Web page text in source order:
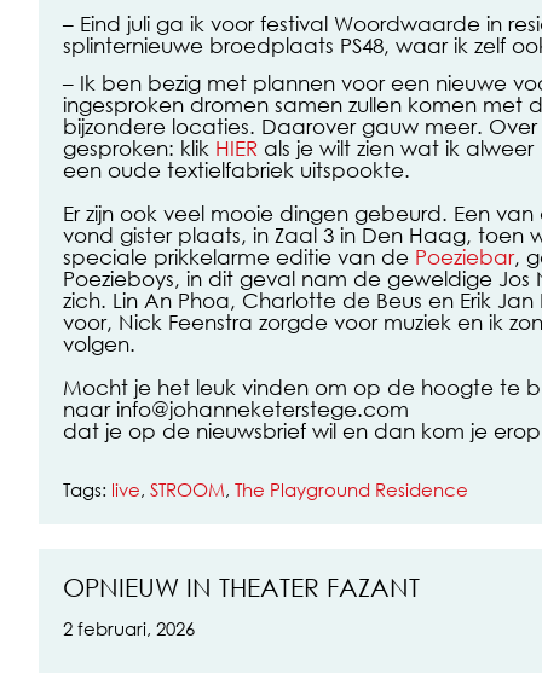
– Eind juli ga ik voor festival Woordwaarde in
splinternieuwe broedplaats PS48, waar ik zelf
– Ik ben bezig met plannen voor een nieuwe
ingesproken dromen samen zullen komen met
bijzondere locaties. Daarover gauw meer.
gesproken: klik HIER als je wilt zien wat ik
een oude textielfabriek uitspookte.
Er zijn ook veel mooie dingen gebeurd. Een
vond gister plaats, in Zaal 3 in Den Haag, toen
speciale prikkelarme editie van de Poeziebar,
Poezieboys, in dit geval nam de geweldige Jos
zich. Lin An Phoa, Charlotte de Beus en Erik
voor, Nick Feenstra zorgde voor muziek en ik
volgen.
Mocht je het leuk vinden om op de hoogte te
naar info@johanneketerstege.com
dat je op de nieuwsbrief wil en dan kom je
Tags: live, STROOM, The Playground Residence
OPNIEUW IN THEATER FAZANT
2 februari, 2026